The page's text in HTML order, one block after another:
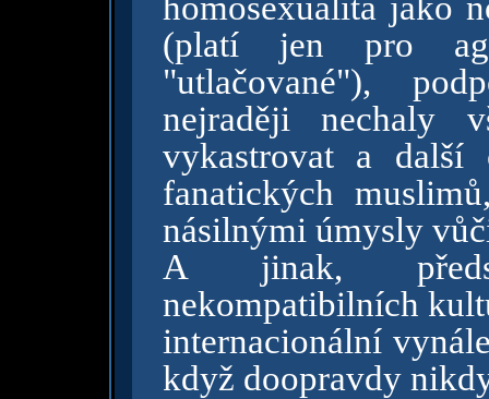
(platí jen pro
"utlačované"),
nejraději nechaly
vykastrovat a
fanatických
násilnými úmysly
A jinak,
nekompatibilních
internacionální
když doopravdy